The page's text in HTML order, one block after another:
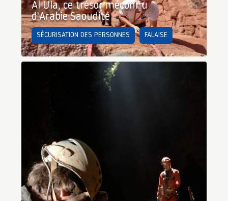
Al Ula, ce trésor méconnu
d'Arabie Saoudite
SÉCURISATION DES PERSONNES FALAISE